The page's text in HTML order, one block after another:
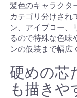
髪色のキャラクタ
カテゴリ分けされ
ン、アイブロー、
るので特殊な色味
ンの仮装まで幅広
硬めの芯
も描きや